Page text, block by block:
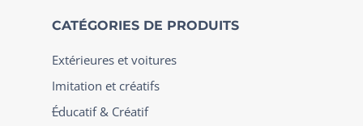
CATÉGORIES DE PRODUITS
Extérieures et voitures
Imitation et créatifs
Éducatif & Créatif